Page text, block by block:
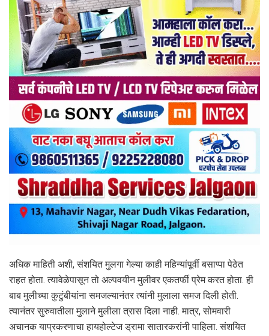
अधिक माहिती अशी, संशयित मुलगा गेल्या काही महिन्यांपूर्वी बसाप्पा पेठेत
राहत होता. त्यावेळेपासून तो अल्पवयीन मुलीवर एकतर्फी प्रेम करत होता. ही
बाब मुलीच्या कुटुंबीयांना समजल्यानंतर त्यांनी मुलाला समज दिली होती.
त्यानंतर सुरुवातीला मुलाने मुलीला त्रास दिला नाही. मात्र, सोमवारी
अचानक याप्रकरणाचा हायहोल्टेज ड्रामा सातारकरांनी पाहिला. संशयित